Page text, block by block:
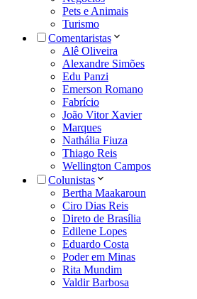
Pets e Animais
Turismo
Comentaristas
Alê Oliveira
Alexandre Simões
Edu Panzi
Emerson Romano
Fabrício
João Vitor Xavier
Marques
Nathália Fiuza
Thiago Reis
Wellington Campos
Colunistas
Bertha Maakaroun
Ciro Dias Reis
Direto de Brasília
Edilene Lopes
Eduardo Costa
Poder em Minas
Rita Mundim
Valdir Barbosa